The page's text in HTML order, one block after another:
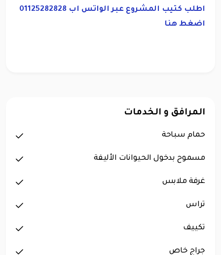
اطلب كتيب المشروع عبر الواتس اب 01125282828
اضغط هنا
المرافق و الخدمات
حمام سباحة
مسموح بدخول الحيوانات الأليفة
غرفة ملابس
تراس
تكييف
جراج خاص